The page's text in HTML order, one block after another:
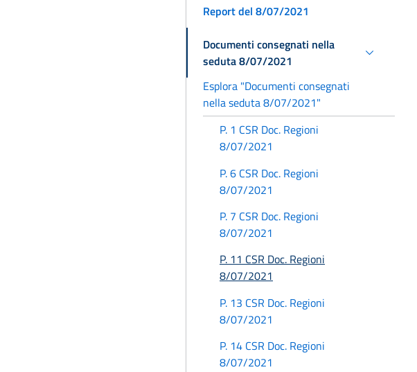
Report del 8/07/2021
Documenti consegnati nella
seduta 8/07/2021
Esplora "Documenti consegnati
nella seduta 8/07/2021"
P. 1 CSR Doc. Regioni
8/07/2021
P. 6 CSR Doc. Regioni
8/07/2021
P. 7 CSR Doc. Regioni
8/07/2021
P. 11 CSR Doc. Regioni
8/07/2021
P. 13 CSR Doc. Regioni
8/07/2021
P. 14 CSR Doc. Regioni
8/07/2021